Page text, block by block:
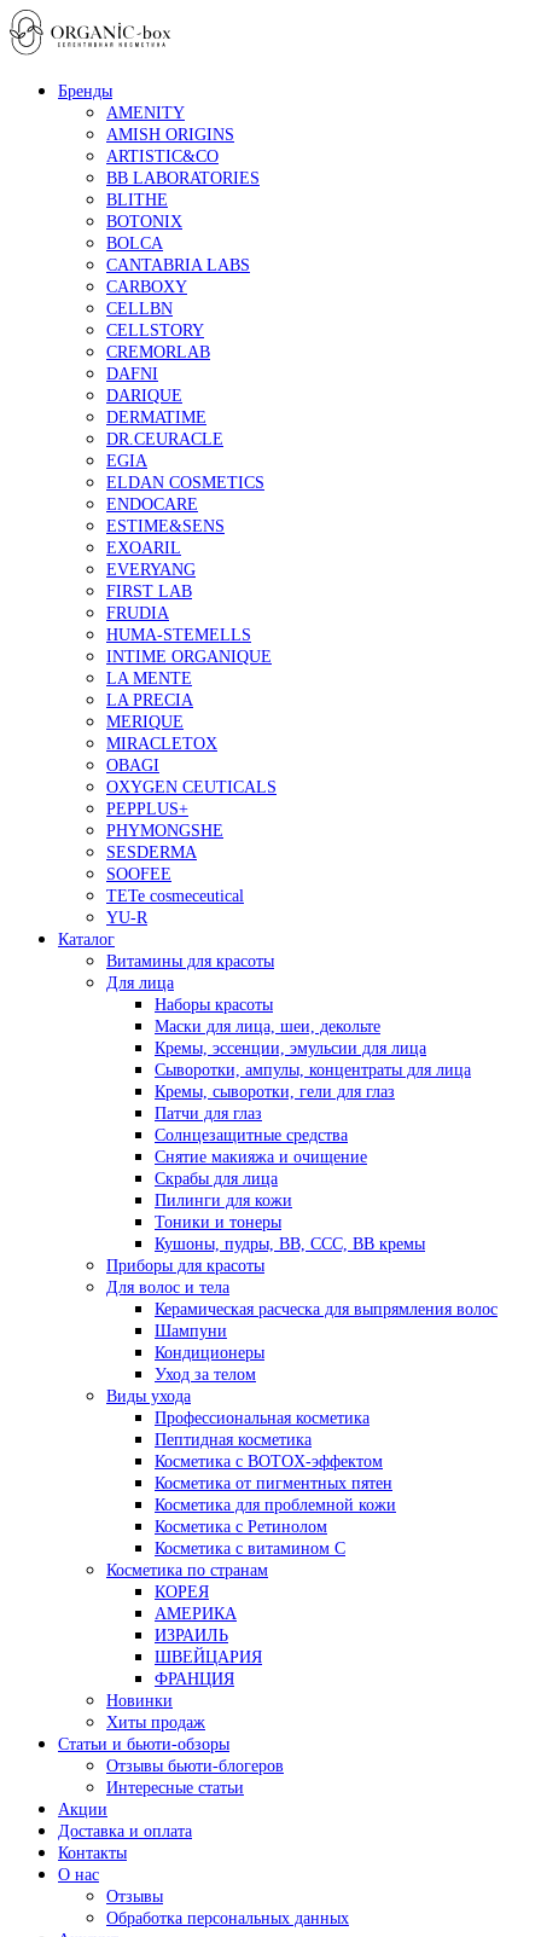
Бренды
AMENITY
AMISH ORIGINS
ARTISTIC&CO
BB LABORATORIES
BLITHE
BOTONIX
BOLCA
CANTABRIA LABS
CARBOXY
CELLBN
CELLSTORY
CREMORLAB
DAFNI
DARIQUE
DERMATIME
DR.CEURACLE
EGIA
ELDAN COSMETICS
ENDOCARE
ESTIME&SENS
EXOARIL
EVERYANG
FIRST LAB
FRUDIA
HUMA-STEMELLS
INTIME ORGANIQUE
LA MENTE
LA PRECIA
MERIQUE
MIRACLETOX
OBAGI
OXYGEN CEUTICALS
PEPPLUS+
PHYMONGSHE
SESDERMA
SOOFEE
TETe cosmeceutical
YU-R
Каталог
Витамины для красоты
Для лица
Наборы красоты
Маски для лица, шеи, декольте
Кремы, эссенции, эмульсии для лица
Сыворотки, ампулы, концентраты для лица
Кремы, сыворотки, гели для глаз
Патчи для глаз
Солнцезащитные средства
Снятие макияжа и очищение
Скрабы для лица
Пилинги для кожи
Тоники и тонеры
Кушоны, пудры, ВВ, ССС, ВВ кремы
Приборы для красоты
Для волос и тела
Керамическая расческа для выпрямления волос
Шампуни
Кондиционеры
Уход за телом
Виды ухода
Профессиональная косметика
Пептидная косметика
Косметика с BOTOX-эффектом
Косметика от пигментных пятен
Косметика для проблемной кожи
Косметика с Ретинолом
Косметика с витамином С
Косметика по странам
КОРЕЯ
АМЕРИКА
ИЗРАИЛЬ
ШВЕЙЦАРИЯ
ФРАНЦИЯ
Новинки
Хиты продаж
Статьи и бьюти-обзоры
Отзывы бьюти-блогеров
Интересные статьи
Акции
Доставка и оплата
Контакты
О нас
Отзывы
Обработка персональных данных